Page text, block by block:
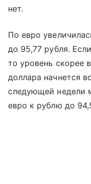
нет.
По евро
до 95,77 рубля.
то уровень скорее
доллара начнется
следующей недели
евро к рублю до